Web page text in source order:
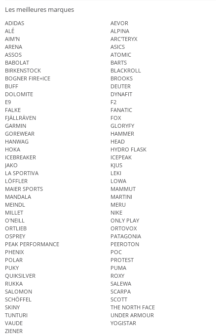
Les meilleures marques
ADIDAS
AEVOR
ALÉ
ALPINA
AIM'N
ARC'TERYX
ARENA
ASICS
ASSOS
ATOMIC
BABOLAT
BARTS
BIRKENSTOCK
BLACKROLL
BOGNER FIRE+ICE
BROOKS
BUFF
DEUTER
DOLOMITE
DYNAFIT
E9
F2
FALKE
FANATIC
FJÄLLRÄVEN
FOX
GARMIN
GLORYFY
GOREWEAR
HAMMER
HANWAG
HEAD
HOKA
HYDRO FLASK
ICEBREAKER
ICEPEAK
JAKO
KJUS
LA SPORTIVA
LEKI
LÖFFLER
LOWA
MAIER SPORTS
MAMMUT
MANDALA
MARTINI
MEINDL
MERU
MILLET
NIKE
O'NEILL
ONLY PLAY
ORTLIEB
ORTOVOX
OSPREY
PATAGONIA
PEAK PERFORMANCE
PEEROTON
PHENIX
POC
POLAR
PROTEST
PUKY
PUMA
QUIKSILVER
ROXY
RUKKA
SALEWA
SALOMON
SCARPA
SCHÖFFEL
SCOTT
SKINY
THE NORTH FACE
TUNTURI
UNDER ARMOUR
VAUDE
YOGISTAR
ZIENER